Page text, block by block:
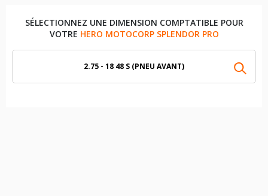
SÉLECTIONNEZ UNE DIMENSION COMPTATIBLE POUR
VOTRE HERO MOTOCORP SPLENDOR PRO
2.75 - 18 48 S (PNEU AVANT)